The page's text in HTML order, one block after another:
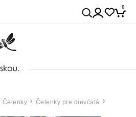
0
Čelenky Čelenky pre dievčatá